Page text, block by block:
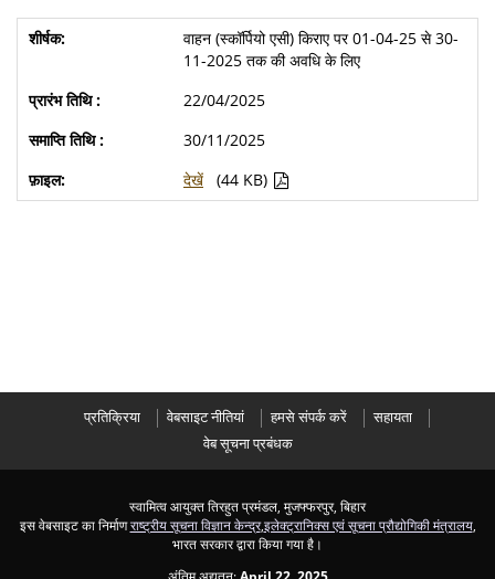
वाहन (स्कॉर्पियो एसी) किराए पर 01-04-25 से 30-
11-2025 तक की अवधि के लिए
22/04/2025
30/11/2025
देखें
(44 KB)
प्रतिक्रिया वेबसाइट नीतियां हमसे संपर्क करें
सहायता
वेब सूचना प्रबंधक
स्वामित्व आयुक्त तिरहुत प्रमंडल, मुजफ्फरपुर, बिहार
इस वेबसाइट का निर्माणराष्ट्रीय सूचना विज्ञान केन्द्र,इलेक्ट्रानिक्स एवं सूचना प्रौद्योगिकी मंत्रालय,
भारत सरकार द्वारा किया गया है।